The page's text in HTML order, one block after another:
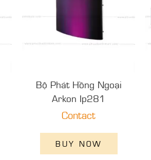
Bộ Phát Hồng Ngoại
Arkon Ip281
Contact
BUY NOW